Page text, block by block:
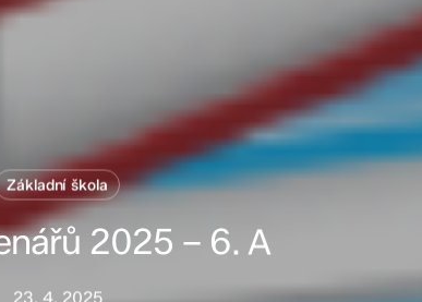
Základní škola
2025 – 6. A
23. 4. 2025